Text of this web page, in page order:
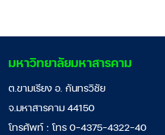
มหาวิทยาลัยมหาสารคาม
ต.ขามเรียง อ. กันทรวิชัย
จ.มหาสารคาม 44150
โทรศัพท์ : โทร 0-4375-4322-40